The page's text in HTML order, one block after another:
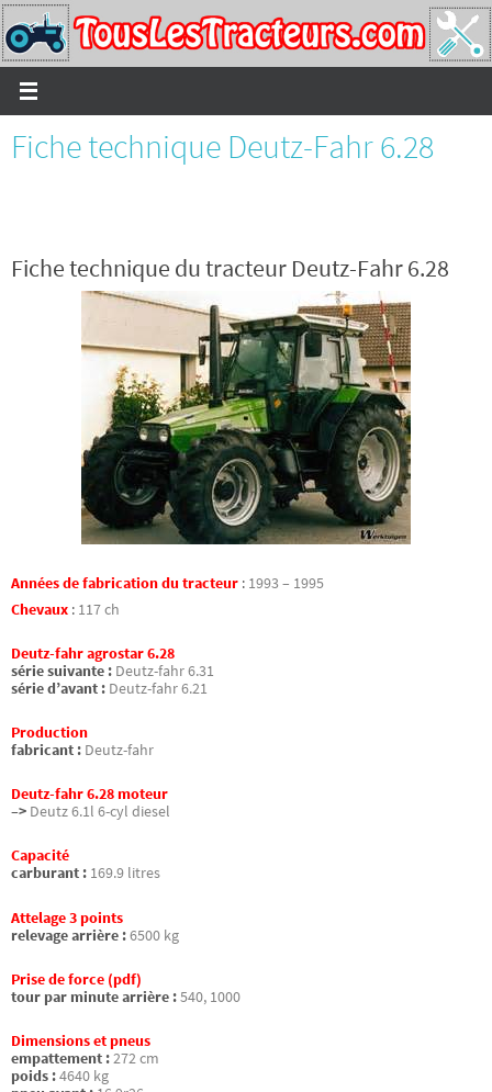
Passer
vers
le
contenu
Fiche technique Deutz-Fahr 6.28
Fiche technique du tracteur Deutz-Fahr 6.28
Années de fabrication du tracteur : 1993 – 1995
Chevaux : 117 ch
Deutz-fahr agrostar 6.28
série suivante : Deutz-fahr 6.31
série d’avant : Deutz-fahr 6.21
Production
fabricant : Deutz-fahr
Deutz-fahr 6.28 moteur
–> Deutz 6.1l 6-cyl diesel
Capacité
carburant : 169.9 litres
Attelage 3 points
relevage arrière :6500 kg
Prise de force (pdf)
tour par minute arrière :540, 1000
Dimensions et pneus
empattement :272 cm
poids :4640 kg